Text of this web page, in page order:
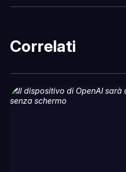
Correlati